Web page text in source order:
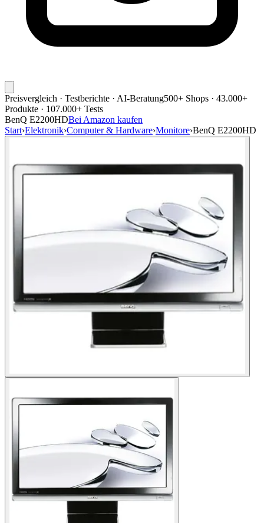
Preisvergleich · Testberichte · AI-Beratung500+ Shops · 43.000+
Produkte · 107.000+ Tests
BenQ E2200HDBei Amazon kaufen
Start›Elektronik›Computer & Hardware›Monitore›BenQ E2200HD